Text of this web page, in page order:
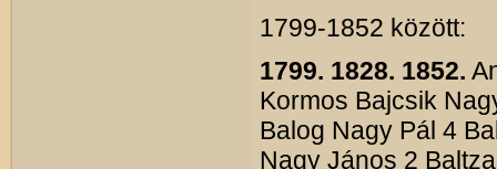
1799-1852 között:
1799. 1828. 1852.
Kormos Bajcsik
Balog Nagy Pál 4
Nagy János 2